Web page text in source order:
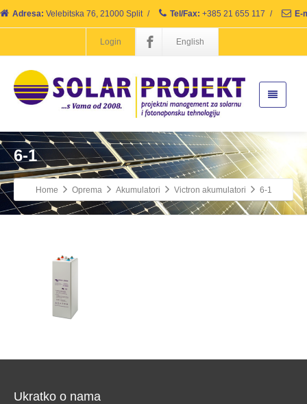
Adresa: Velebitska 76, 21000 Split / Tel/Fax: +385 21 655 117 / E-
Login English
6-1
Home Oprema Akumulatori Victron akumulatori 6-1
Ukratko o nama